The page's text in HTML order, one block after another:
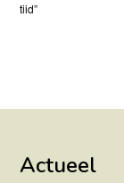
tiid”
Actueel